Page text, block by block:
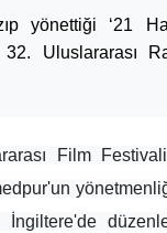
yönettiği ‘21
Uluslararası
Film